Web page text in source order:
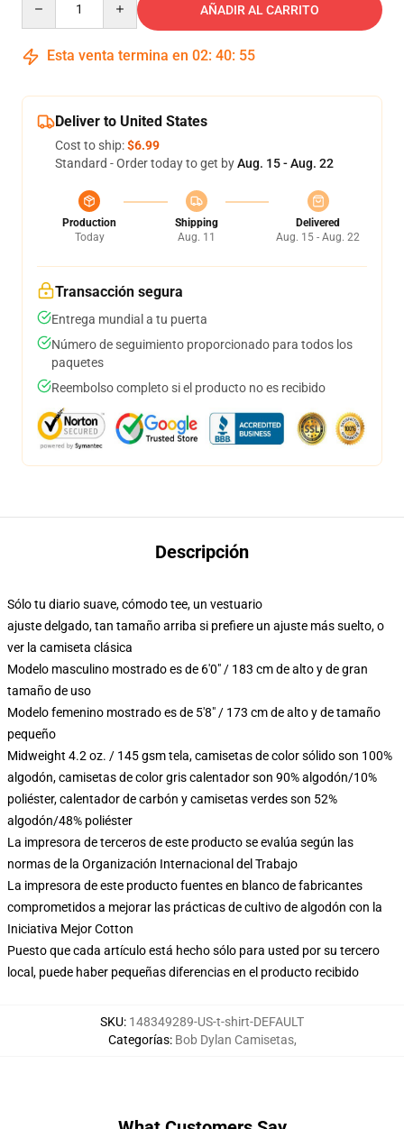
AÑADIR AL CARRITO
Esta venta termina en 02: 40: 54
Deliver to United States
Cost to ship:$6.99
Standard - Order today to get byAug. 15 - Aug. 22
Production
Today
Shipping
Aug. 11
Delivered
Aug. 15 - Aug. 22
Transacción segura
Entrega mundial a tu puerta
Número de seguimiento proporcionado para todos los
paquetes
Reembolso completo si el producto no es recibido
Descripción
Sólo tu diario suave, cómodo tee, un vestuario
ajuste delgado, tan tamaño arriba si prefiere un ajuste más suelto, o
ver la camiseta clásica
Modelo masculino mostrado es de 6'0" / 183 cm de alto y de gran
tamaño de uso
Modelo femenino mostrado es de 5'8" / 173 cm de alto y de tamaño
pequeño
Midweight 4.2 oz. / 145 gsm tela, camisetas de color sólido son 100%
algodón, camisetas de color gris calentador son 90% algodón/10%
poliéster, calentador de carbón y camisetas verdes son 52%
algodón/48% poliéster
La impresora de terceros de este producto se evalúa según las
normas de la Organización Internacional del Trabajo
La impresora de este producto fuentes en blanco de fabricantes
comprometidos a mejorar las prácticas de cultivo de algodón con la
Iniciativa Mejor Cotton
Puesto que cada artículo está hecho sólo para usted por su tercero
local, puede haber pequeñas diferencias en el producto recibido
SKU: 148349289-US-t-shirt-DEFAULT
Categorías: Bob Dylan Camisetas,